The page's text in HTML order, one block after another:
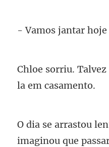
imaginou que